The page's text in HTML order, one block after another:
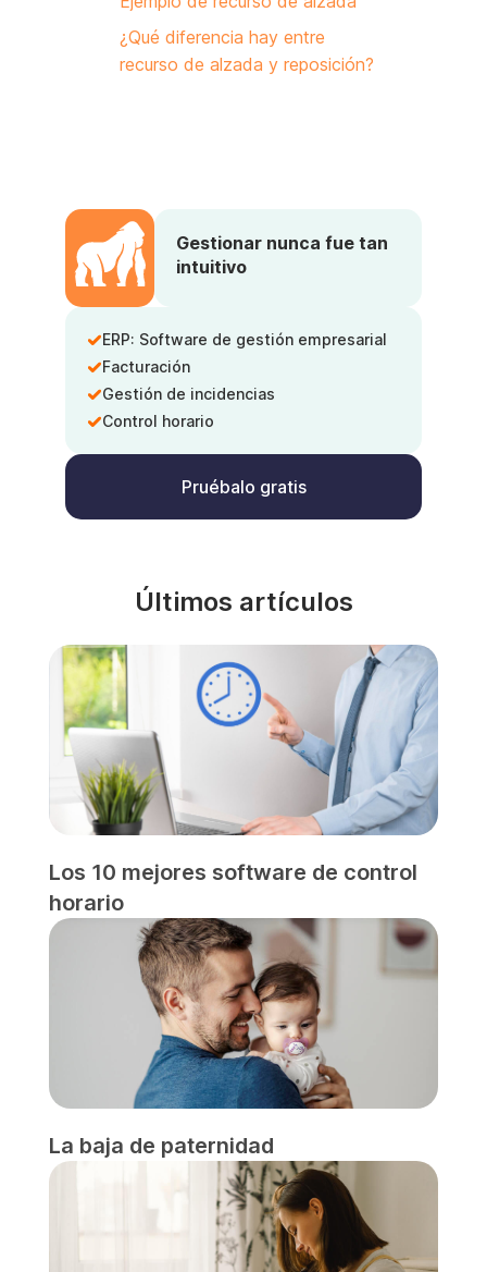
¿Qué diferencia hay entre
recurso de alzada y reposición?
Gestionar nunca fue tan
intuitivo
ERP: Software de gestión empresarial
Facturación
Gestión de incidencias
Control horario
Pruébalo gratis
Últimos artículos
Los 10 mejores software de control
horario
La baja de paternidad